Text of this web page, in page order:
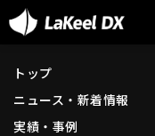
トップ
ニュース・新着情報
実績・事例